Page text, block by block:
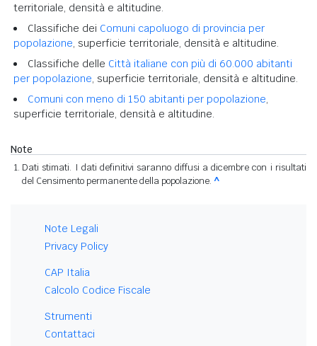
territoriale, densità e altitudine.
Classifiche dei Comuni capoluogo di provincia per
popolazione, superficie territoriale, densità e altitudine.
Classifiche delle Città italiane con più di 60.000 abitanti
per popolazione, superficie territoriale, densità e altitudine.
Comuni con meno di 150 abitanti per popolazione,
superficie territoriale, densità e altitudine.
Note
Dati stimati. I dati definitivi saranno diffusi a dicembre con i risultati
del Censimento permanente della popolazione. ^
Note Legali
Privacy Policy
CAP Italia
Calcolo Codice Fiscale
Strumenti
Contattaci